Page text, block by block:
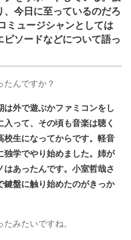
今日に至っているのだろ
ミュージシャンとしては
ソードなどについて語っ
んですか？
外で遊ぶかファミコンをし
って、その頃も音楽は聴く
生になってからです。軽音
学でやり始めました。姉が
あったんです。小室哲哉さ
鍵盤に触り始めたのがきっか
みたいですね。